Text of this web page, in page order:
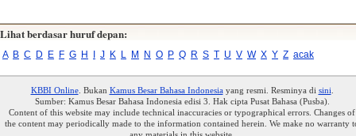
Lihat berdasar huruf depan:
A B C D E F G H J K L M N O P Q R S T U V W X Y Z acak
KBBI Online. Bukan Kamus Besar Bahasa Indonesiayang resmi. Resminya di sini
Sumber: Kamus Besar Bahasa Indonesia edisi 3. Hak cipta Pusat Bahasa (Pusba).
Content of this website may include technical inaccuracies or typographical errors. Changes of
the content may periodically made to the information contained herein. We make no warranty